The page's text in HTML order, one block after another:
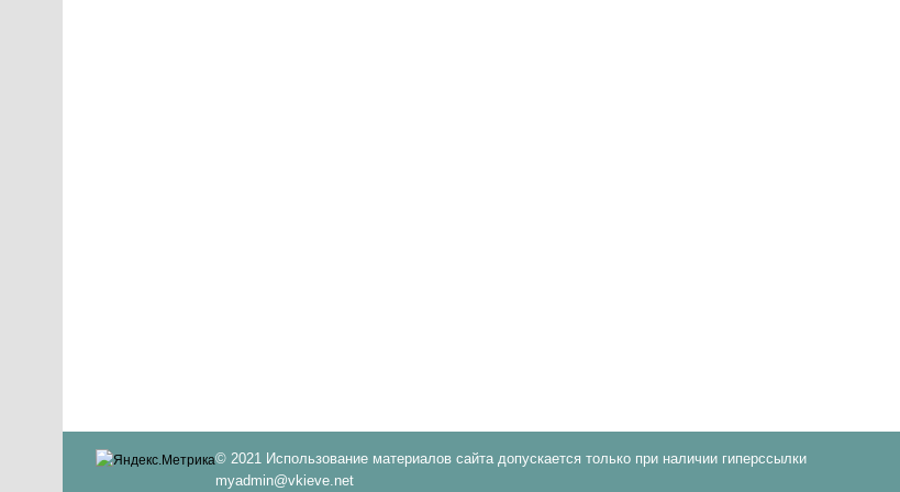
© 2021 Использование материалов сайта допускается только при наличии гиперссылки
myadmin@vkieve.net